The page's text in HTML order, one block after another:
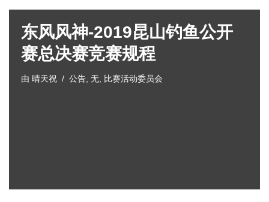
东风风神-2019昆山钓鱼公开
赛总决赛竞赛规程
由 晴天祝 公告 无 比赛活动委员会